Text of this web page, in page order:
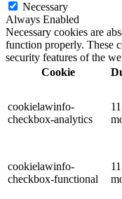
Necessary
Always Enabled
Necessary cookies are
function properly. These
security features of the
Cookie
cookielawinfo-
checkbox-analytics
11
cookielawinfo-
checkbox-functional
11